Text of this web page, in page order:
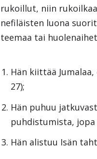
rukoillut, niin
nefiläisten luona
teemaa tai
Hän kiittää
27);
Hän puhuu
puhdistumista,
Hän alistuu Isän